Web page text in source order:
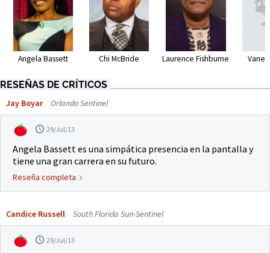
Angela Bassett Chi McBride Laurence Fishburne
RESEÑAS DE CRÍTICOS
Jay Boyar Orlando Sentinel
29/Jul/13
Angela Bassett es una simpática presencia en la pantalla y
tiene una gran carrera en su futuro.
Reseña completa
Candice Russell South Florida Sun-Sentinel
29/Jul/13